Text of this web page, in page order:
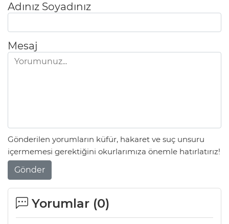
Adınız Soyadınız
Mesaj
Gönderilen yorumların küfür, hakaret ve suç unsuru
içermemesi gerektiğini okurlarımıza önemle hatırlatırız!
Gönder
Yorumlar (0)